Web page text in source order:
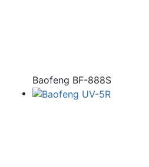
Baofeng BF-888S